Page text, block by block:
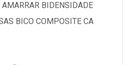
BIDENSIDADE
BICO COMPOSITE CA